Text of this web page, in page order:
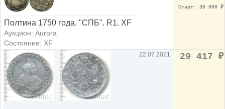
Полтина 1750 года. "СПБ". R1. XF
Аукцион: Aurora
Состояние: XF
Старт: 35 000 ₽
22.07.2021 29 417 ₽